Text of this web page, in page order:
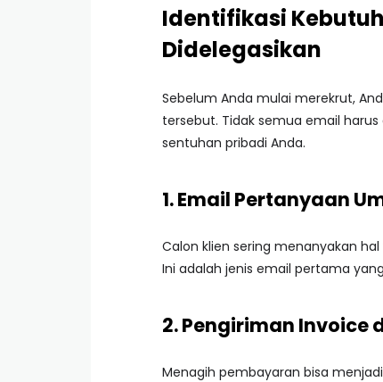
Identifikasi
Didelegasikan
Sebelum Anda mulai merekrut,
tersebut. Tidak semua email
sentuhan pribadi Anda.
1. Email Pertanyaan
Calon klien sering menanyakan
Ini adalah jenis email pertama
2. Pengiriman Invoice
Menagih pembayaran bisa